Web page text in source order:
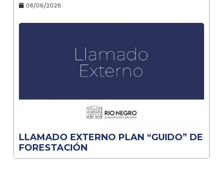
08/06/2026
LLAMADO EXTERNO PLAN “GUIDO” DE
FORESTACIÓN